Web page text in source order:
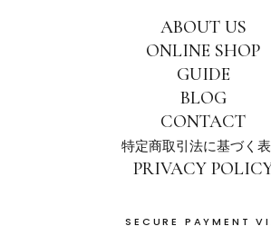
ABOUT US
ONLINE SHOP
GUIDE
BLOG
CONTACT
特定商取引法に基づく
PRIVACY
SECURE PAYMENT